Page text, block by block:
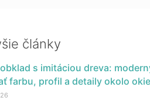
články
s imitáciou dreva:
farbu, profil a detaily okolo